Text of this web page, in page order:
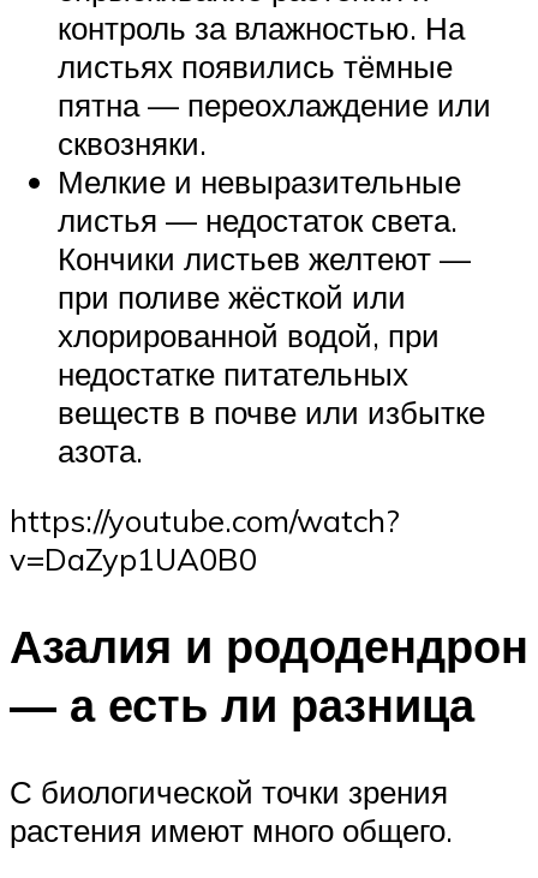
контроль за влажностью. На
листьях появились тёмные
пятна — переохлаждение или
сквозняки.
Мелкие и невыразительные
листья — недостаток света.
Кончики листьев желтеют —
при поливе жёсткой или
хлорированной водой, при
недостатке питательных
веществ в почве или избытке
азота.
https://youtube.com/watch?
v=DaZyp1UA0B0
Азалия и рододендрон
— а есть ли разница
С биологической точки зрения
растения имеют много общего.